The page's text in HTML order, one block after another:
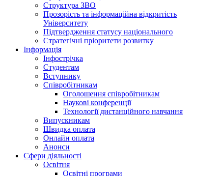
Структура ЗВО
Прозорість та інформаційна відкритість
Університету
Підтвердження статусу національного
Стратегічні пріоритети розвитку
Інформація
Інфострічка
Студентам
Вступнику
Співробітникам
Оголошення співробітникам
Наукові конференції
Технології дистанційного навчання
Випускникам
Швидка оплата
Онлайн оплата
Анонси
Сфери діяльності
Освітня
Освітні програми